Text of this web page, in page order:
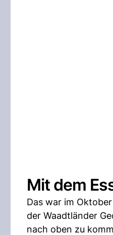
Mit dem
Das war im
der Waadtländer
nach oben zu